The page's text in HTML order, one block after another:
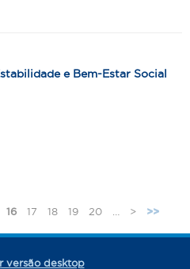
e Bem-Estar Social
16 17 18 19 20 > >>
versão desktop